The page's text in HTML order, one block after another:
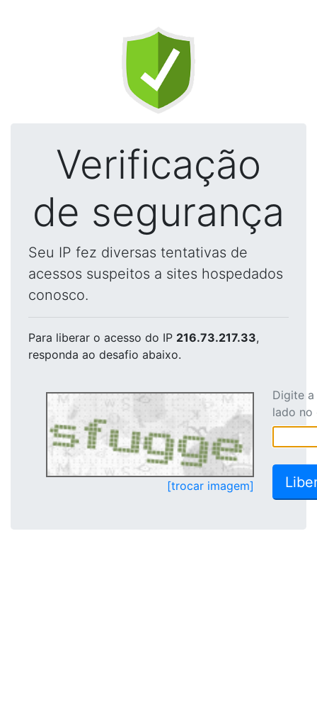
Verificação
de segurança
Seu IP fez diversas tentativas de
acessos suspeitos a sites hospedados
conosco.
Para liberar o acesso do IP 216.73.217.33,
responda ao desafio abaixo.
[trocar imagem]
Digite
lado no